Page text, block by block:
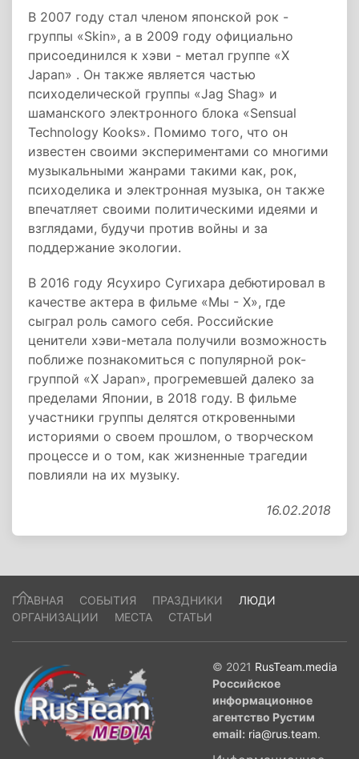
В 2007 году стал членом японской рок -
группы «Skin», а в 2009 году официально
присоединился к хэви - метал группе «X
Japan» . Он также является частью
психоделической группы «Jag Shag» и
шаманского электронного блока «Sensual
Technology Kooks». Помимо того, что он
известен своими экспериментами со многими
музыкальными жанрами такими как, рок,
психоделика и электронная музыка, он также
впечатляет своими политическими идеями и
взглядами, будучи против войны и за
поддержание экологии.
В 2016 году Ясухиро Сугихара дебютировал в
качестве актера в фильме «Мы - Х», где
сыграл роль самого себя. Российские
ценители хэви-метала получили возможность
поближе познакомиться с популярной рок-
группой «X Japan», прогремевшей далеко за
пределами Японии, в 2018 году. В фильме
участники группы делятся откровенными
историями о своем прошлом, о творческом
процессе и о том, как жизненные трагедии
повлияли на их музыку.
16.02.2018
ГЛАВНАЯ СОБЫТИЯ ПРАЗДНИКИ
ЛЮДИ
ОРГАНИЗАЦИИ
МЕСТА СТАТЬИ
© 2021 RusTeam.media
Российское
информационное
агентство Рустим
email: ria@rus.team.